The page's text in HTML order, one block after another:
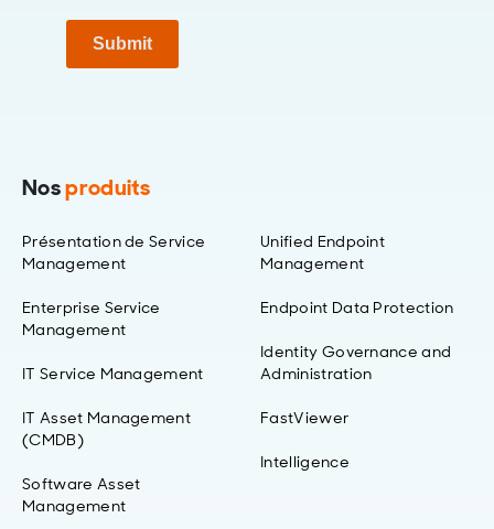
Submit
Nosproduits
Présentation de Service
Management
Enterprise Service
Management
IT Service Management
IT Asset Management
(CMDB)
Software Asset
Management
Unified Endpoint
Management
Endpoint Data Protection
Identity Governance and
Administration
FastViewer
Intelligence